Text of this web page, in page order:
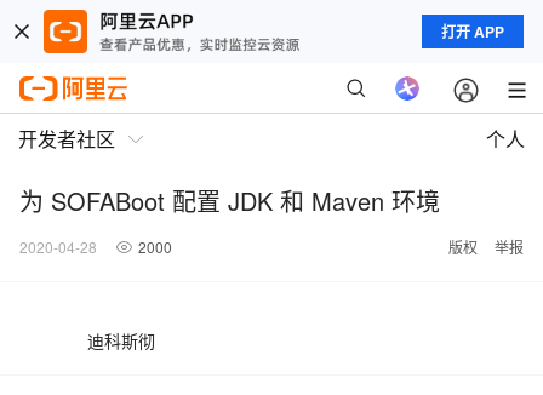
打开 APP
开发者社区 个人
为 SOFABoot 配置 JDK 和 Maven 环境
2020-04-28 2000 版权 举报
迪科斯彻